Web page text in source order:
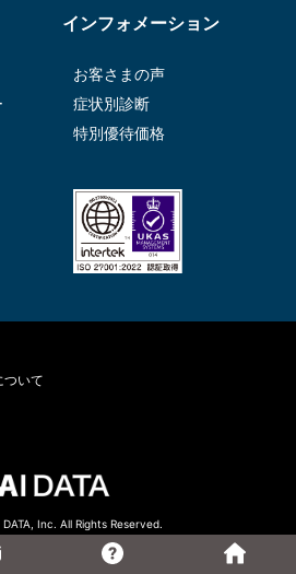
インフォメーション
お客さまの声
症状別診断
特別優待価格
ついて
Inc. All Rights Reserved.